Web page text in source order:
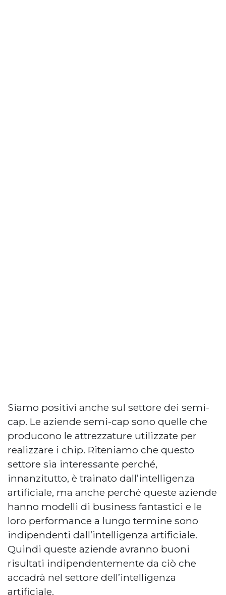
Siamo positivi anche sul settore dei semi-
cap. Le aziende semi-cap sono quelle che
producono le attrezzature utilizzate per
realizzare i chip. Riteniamo che questo
settore sia interessante perché,
innanzitutto, è trainato dall’intelligenza
artificiale, ma anche perché queste aziende
hanno modelli di business fantastici e le
loro performance a lungo termine sono
indipendenti dall’intelligenza artificiale.
Quindi queste aziende avranno buoni
risultati indipendentemente da ciò che
accadrà nel settore dell’intelligenza
artificiale.